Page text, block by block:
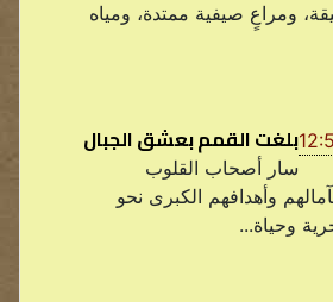
ومراعٍ صيفية ممتدة، ومياه
بلغت القمم بعشق الجبال
سار أصحاب القلوب
وأهدافهم الكبرى نحو
وحياة...